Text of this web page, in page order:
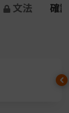
文法 確